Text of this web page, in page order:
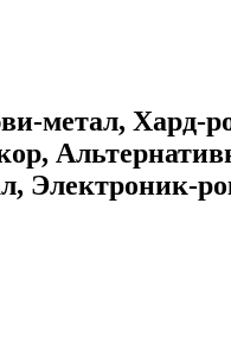
метал, Хард-
Электроник-